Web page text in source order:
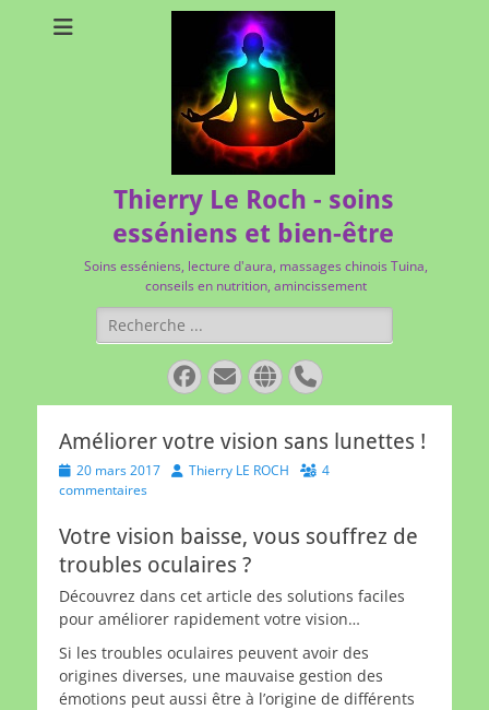
Thierry Le Roch - soins
esséniens et bien-être
Soins esséniens, lecture d'aura, massages chinois Tuina,
conseils en nutrition, amincissement
Rechercher :
Facebook
E-
mail
Site
web
Tél
Améliorer votre vision sans lunettes !
Posted
on
20 mars 2017 Author
Thierry LE ROCH
4
commentaires
Votre vision baisse, vous souffrez de
troubles oculaires ?
Découvrez dans cet article des solutions faciles
pour améliorer rapidement votre vision…
Si les troubles oculaires peuvent avoir des
origines diverses, une mauvaise gestion des
émotions peut aussi être à l’origine de différents